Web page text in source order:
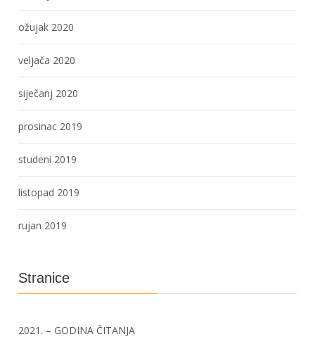
ožujak 2020
veljača 2020
siječanj 2020
prosinac 2019
studeni 2019
listopad 2019
rujan 2019
Stranice
2021. – GODINA ČITANJA